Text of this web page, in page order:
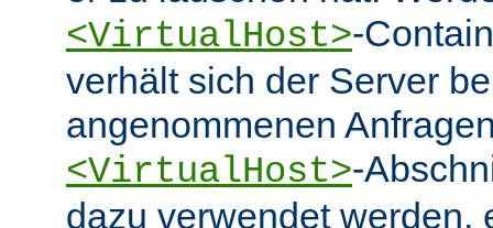
<VirtualHost>-
verhält sich der Server
angenommenen
<VirtualHost>-
dazu verwendet werden,